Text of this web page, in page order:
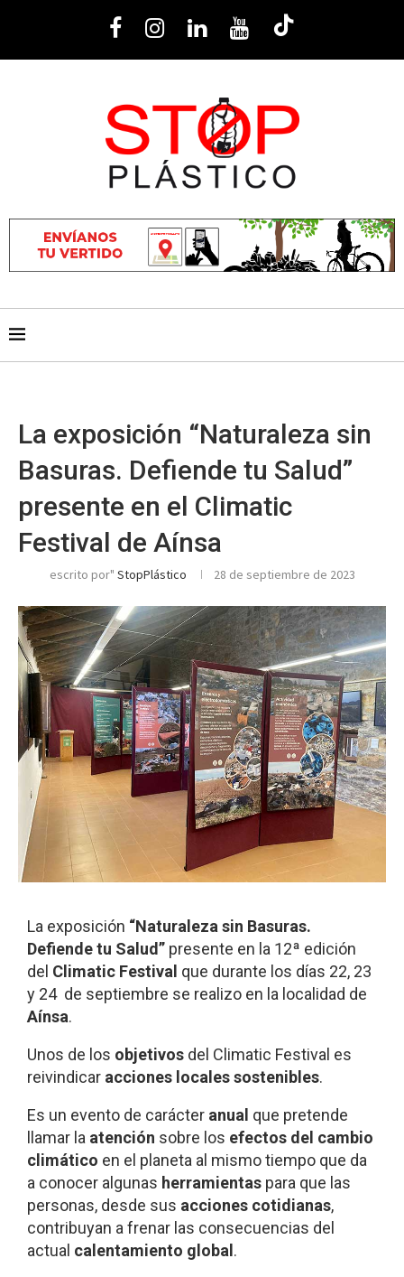
La exposición “Naturaleza sin
Basuras. Defiende tu Salud”
presente en el Climatic
Festival de Aínsa
escrito por" StopPlástico 28 de septiembre de 2023
La exposición “Naturaleza sin Basuras.
Defiende tu Salud” presente en la 12ª edición
del Climatic Festival que durante los días 22, 23
y 24 de septiembre se realizo en la localidad de
Aínsa.
Unos de los objetivos del Climatic Festival es
reivindicar acciones locales sostenibles.
Es un evento de carácter anual que pretende
llamar la atención sobre los efectos del cambio
climático en el planeta al mismo tiempo que da
a conocer algunas herramientas para que las
personas, desde sus acciones cotidianas,
contribuyan a frenar las consecuencias del
actual calentamiento global.